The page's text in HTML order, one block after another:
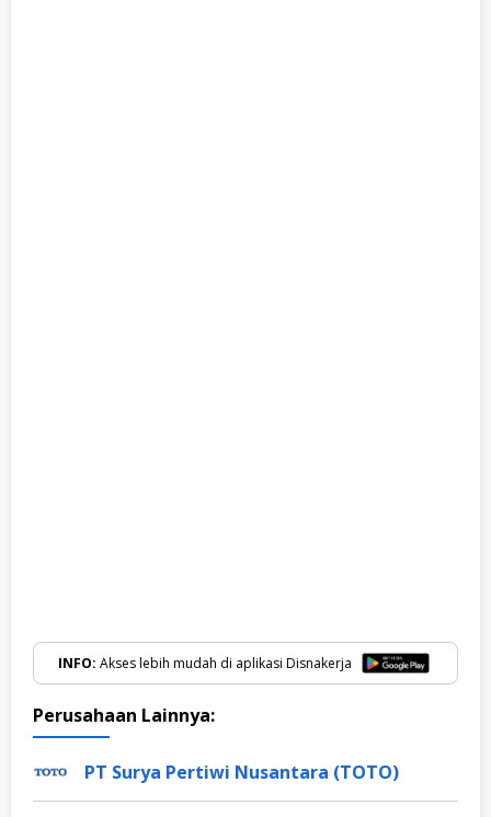
INFO: Akses lebih mudah di aplikasi Disnakerja
Perusahaan Lainnya:
PT Surya Pertiwi Nusantara (TOTO)